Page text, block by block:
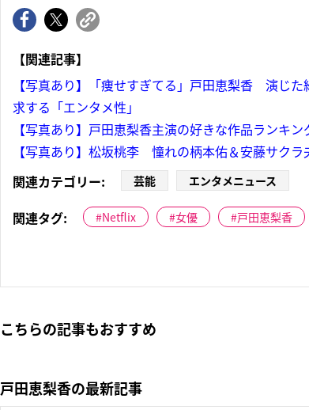
【関連記事】
【写真あり】「痩せすぎてる」戸田恵梨香 演じ
求する「エンタメ性」
【写真あり】戸田恵梨香主演の好きな作品ランキ
【写真あり】松坂桃李 憧れの柄本佑＆安藤サク
関連カテゴリー:
芸能 エンタメニュース
関連タグ: Netflix 女優 戸田恵梨香
こちらの記事もおすすめ
戸田恵梨香の最新記事